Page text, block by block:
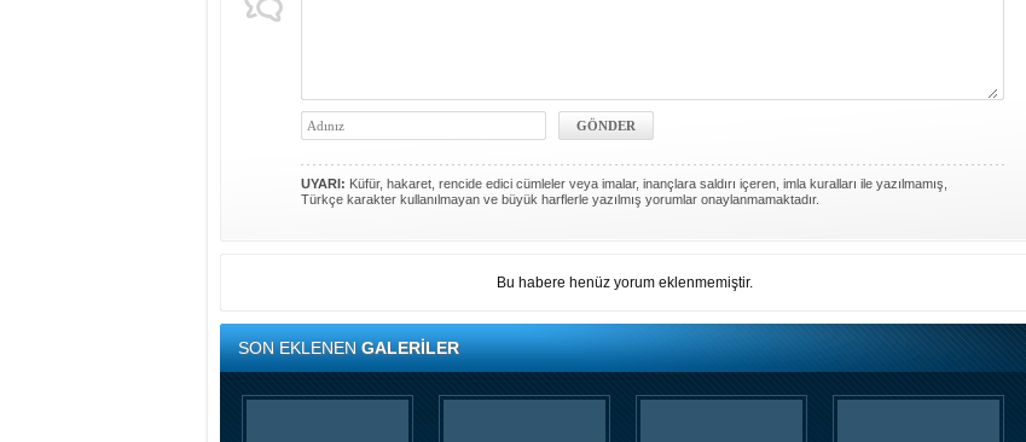
UYARI: Küfür, hakaret, rencide edici cümleler veya imalar, inançlara saldırı içeren, imla kuralları ile yazılmamış,
Türkçe karakter kullanılmayan ve büyük harflerle yazılmış yorumlar onaylanmamaktadır.
Bu habere henüz yorum eklenmemiştir.
SON EKLENENGALERİLER